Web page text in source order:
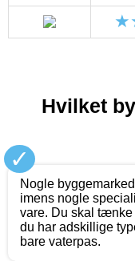
Hvilket
✓
Nogle
imens nogle
vare. Du skal tænke
du har adskillige
bare vaterpas.